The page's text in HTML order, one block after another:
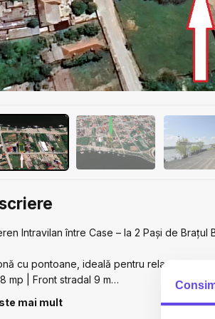
Intravilan între Case – la 2 Pași de Brațul
cu pontoane, ideală pentru relaxare și
mp | Front stradal 9 m
2 loturi egale, alaturate
mai mult